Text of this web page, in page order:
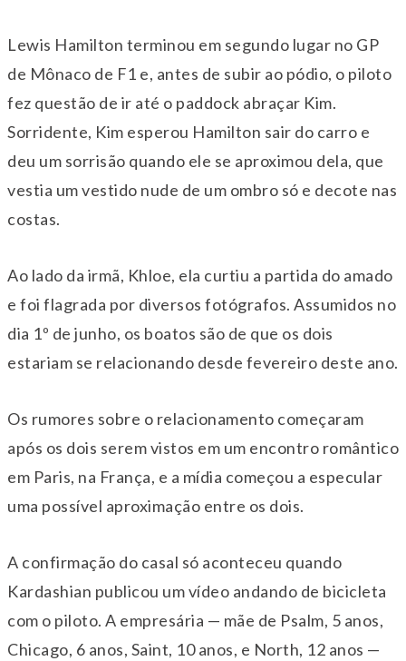
Lewis Hamilton terminou em segundo lugar no GP
de Mônaco de F1 e, antes de subir ao pódio, o piloto
fez questão de ir até o paddock abraçar Kim.
Sorridente, Kim esperou Hamilton sair do carro e
deu um sorrisão quando ele se aproximou dela, que
vestia um vestido nude de um ombro só e decote nas
costas.
Ao lado da irmã, Khloe, ela curtiu a partida do amado
e foi flagrada por diversos fotógrafos. Assumidos no
dia 1º de junho, os boatos são de que os dois
estariam se relacionando desde fevereiro deste ano.
Os rumores sobre o relacionamento começaram
após os dois serem vistos em um encontro romântico
em Paris, na França, e a mídia começou a especular
uma possível aproximação entre os dois.
A confirmação do casal só aconteceu quando
Kardashian publicou um vídeo andando de bicicleta
com o piloto. A empresária — mãe de Psalm, 5 anos,
Chicago, 6 anos, Saint, 10 anos, e North, 12 anos —